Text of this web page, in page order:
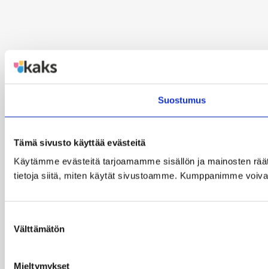
Suostumus
Tämä sivusto käyttää evästeitä
Käytämme evästeitä tarjoamamme sisällön ja mainosten
tietoja siitä, miten käytät sivustoamme. Kumppanimme
valinta
Välttämätön
Mieltymykset